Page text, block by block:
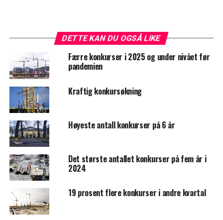
DETTE KAN DU OGSÅ LIKE
Færre konkurser i 2025 og under nivået før
pandemien
Kraftig konkursøkning
Høyeste antall konkurser på 6 år
Det største antallet konkurser på fem år i
2024
19 prosent flere konkurser i andre kvartal